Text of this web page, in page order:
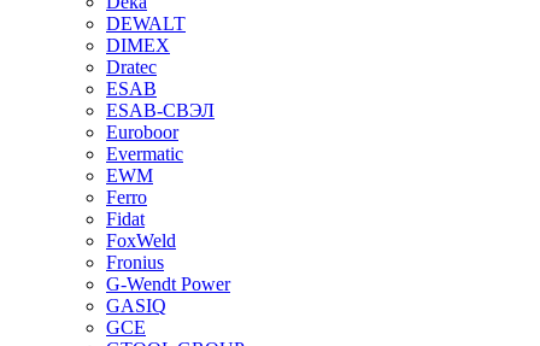
DEWALT
DIMEX
Dratec
ESAB
ESAB-СВЭЛ
Euroboor
Evermatic
EWM
Ferro
Fidat
FoxWeld
Fronius
G-Wendt Power
GASIQ
GCE